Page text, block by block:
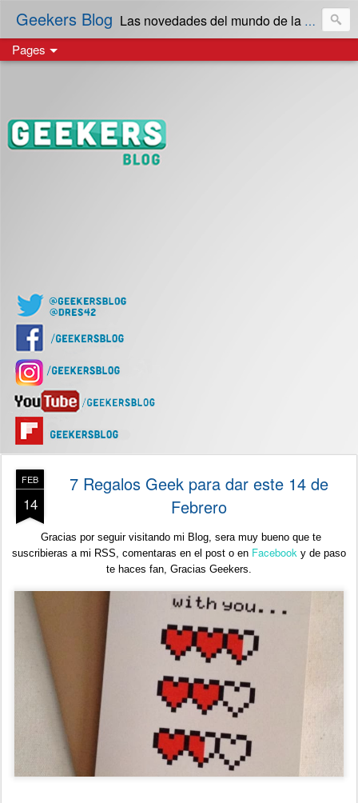
Geekers Blog Las novedades del mundo de la Tecnología y cultura Geek! en Español | Creado en El Salvador
Pages
FEB
14
7 Regalos Geek para dar este 14 de
Febrero
Gracias por seguir visitando mi Blog, sera muy bueno que te
suscribieras a mi RSS, comentaras en el post o en Facebook y de paso
te haces fan, Gracias Geekers.